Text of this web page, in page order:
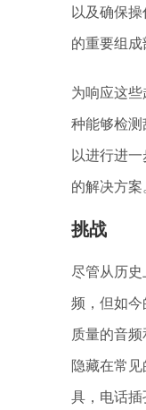
以及确保
的重要组成
为响应这
种能够检
以进行进
的解决方案。
挑战
尽管从历
频，但如
质量的音
隐藏在常
具，电话插